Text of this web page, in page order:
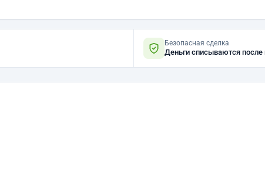
Безопасная сделка
Деньги списываются после